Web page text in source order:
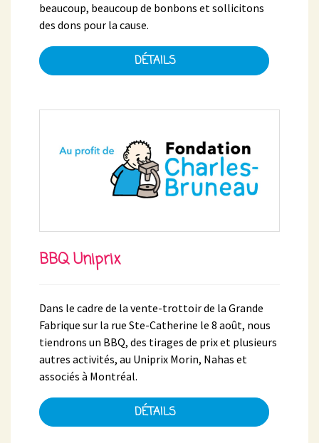
beaucoup, beaucoup de bonbons et sollicitons
des dons pour la cause.
DÉTAILS
BBQ Uniprix
Dans le cadre de la vente-trottoir de la Grande
Fabrique sur la rue Ste-Catherine le 8 août, nous
tiendrons un BBQ, des tirages de prix et plusieurs
autres activités, au Uniprix Morin, Nahas et
associés à Montréal.
DÉTAILS